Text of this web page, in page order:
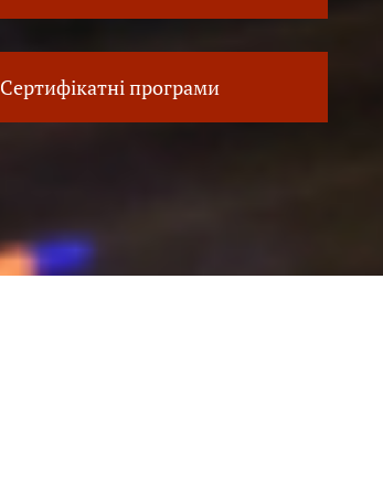
Сертифікатні програми